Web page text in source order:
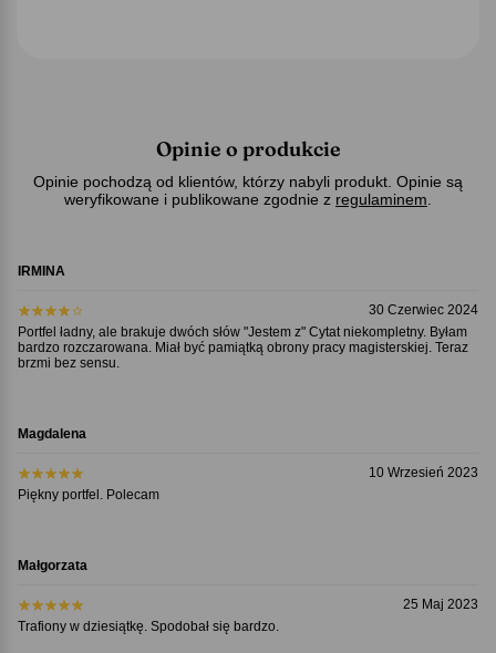
Opinie o produkcie
Opinie pochodzą od klientów, którzy nabyli produkt. Opinie są
weryfikowane i publikowane zgodnie z regulaminem
IRMINA
30 Czerwiec 2024
Portfel ładny, ale brakuje dwóch słów "Jestem z" Cytat niekompletny. Byłam
bardzo rozczarowana. Miał być pamiątką obrony pracy magisterskiej. Teraz
brzmi bez sensu.
Magdalena
10 Wrzesień 2023
Piękny portfel. Polecam
Małgorzata
25 Maj 2023
Trafiony w dziesiątkę. Spodobał się bardzo.